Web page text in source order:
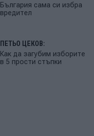
България сама си избра
вредител
ПЕТЬО ЦЕКОВ:
Как да загубим изборите
в 5 прости стъпки